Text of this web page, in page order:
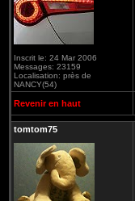
Inscrit le: 24 Mar 2006
Messages: 23159
Localisation: près de
NANCY(54)
Revenir en haut
tomtom75